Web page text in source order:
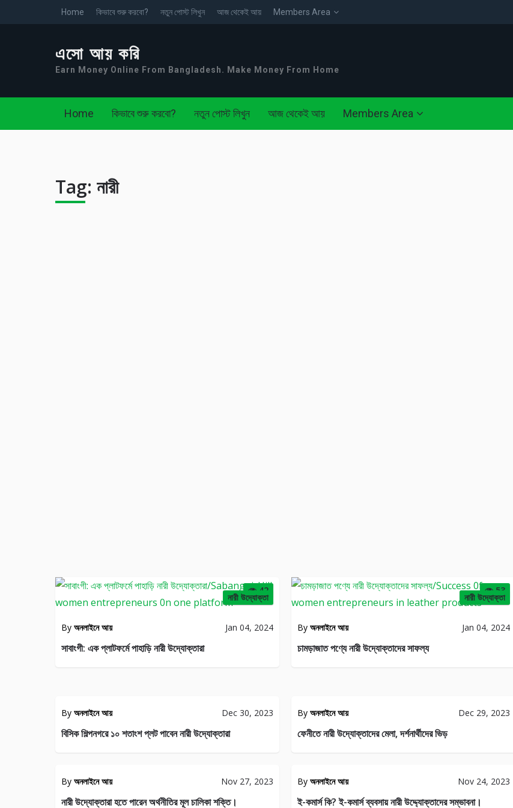
Home কিভাবে শুরু করবো? নতুন পোস্ট লিখুন আজ থেকেই আয় Members Area
এসো আয় করি
Earn Money Online From Bangladesh. Make Money From Home
Home কিভাবে শুরু করবো? নতুন পোস্ট লিখুন আজ থেকেই আয় Members Area
Tag: নারী
42
নারী উদ্যোক্তা
By অনলাইনে আয় Jan 04, 2024
সাবাংগী: এক প্লাটফর্মে পাহাড়ি নারী উদ্যোক্তারা
53
নারী উদ্যোক্তা
Byঅনলাইনে আয় Jan 04, 2024
চামড়াজাত পণ্যে নারী উদ্যোক্তাদের সাফল্য
By অনলাইনে আয় Dec 30, 2023
বিসিক শিল্পনগরে ১০ শতাংশ প্লট পাবেন নারী উদ্যোক্তারা
23 Byঅনলাইনে আয় Dec 29, 2023
ফেনীতে নারী উদ্যোক্তাদের মেলা, দর্শনার্থীদের ভিড়
28
By অনলাইনে আয় Nov 27, 2023
নারী উদ্যোক্তারা হতে পারেন অর্থনীতির মূল চালিকা শক্তি।
44
JENERAL
Byঅনলাইনে আয় Nov 24, 2023
ই-কমার্স কি? ই-কমার্স ব্যবসায় নারী উদ্দ্যোক্তাদের সম্ভাবনা।
21
JENERAL